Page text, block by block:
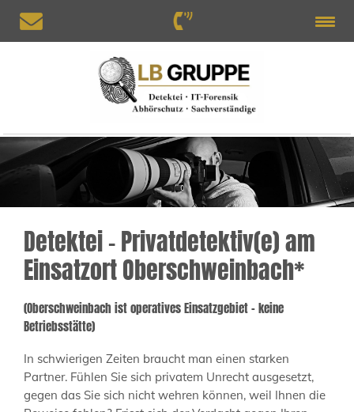
Detektei – Privatdetektiv(e) am
Einsatzort Oberschweinbach*
(Oberschweinbach ist operatives Einsatzgebiet – keine
Betriebsstätte)
In schwierigen Zeiten braucht man einen starken
Partner. Fühlen Sie sich privatem Unrecht ausgesetzt,
gegen das Sie sich nicht wehren können, weil Ihnen die